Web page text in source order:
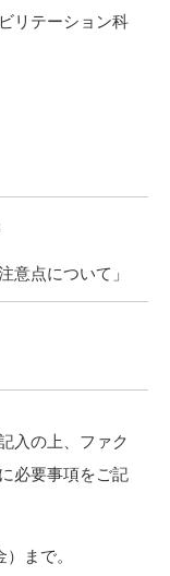
リテーション科
意点について」
入の上、ファク
必要事項をご記
まで。